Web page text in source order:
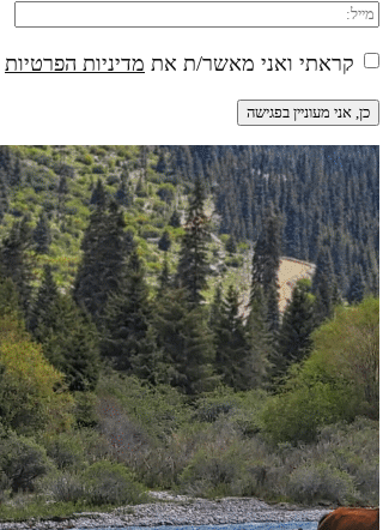
קראתי ואני מאשר/ת את מדיניות הפרטיות